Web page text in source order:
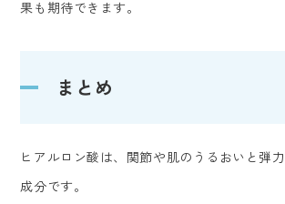
果も期待できます。
まとめ
ヒアルロン酸は、関節や肌のうるおいと弾
成分です。